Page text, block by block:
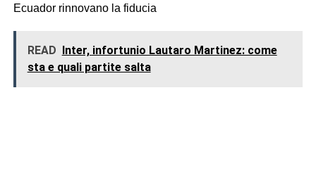
Ecuador rinnovano la fiducia
READ Inter, infortunio Lautaro Martinez: come
sta e quali partite salta